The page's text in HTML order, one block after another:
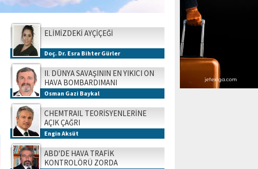
ELİMİZDEKİ AYÇİÇEĞİ
Doç. Dr. Esra Bihter Gürler
II. DÜNYA SAVAŞININ EN YIKICI ON
HAVA BOMBARDIMANI
Osman Gazi Baykal
CHEMTRAIL TEORİSYENLERİNE
AÇIK ÇAĞRI
Engin Aksüt
ABD'DE HAVA TRAFİK
KONTROLÖRÜ ZORDA